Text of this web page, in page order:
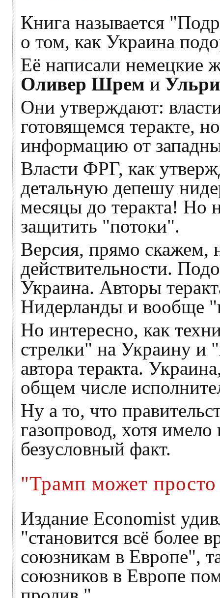
Книга называется
о том, как Украина
Её написали немецкие
Оливер Шрем и
Они утверждают:
готовящемся теракте,
информацию от
Власти ФРГ, как
детальную депешу
месяцы до теракта! Но
защитить "потоки".
Версия, прямо скажем,
действительности.
Украина. Авторы
Нидерланды и вообще
Но интересно, как
стрелки" на Украину и
автора теракта.
общем числе
Ну а то, что
газопровод, хотя
безусловный факт.
"Трамп может
Издание Economist
"становится всё
союзникам в Европе",
союзников в Европе